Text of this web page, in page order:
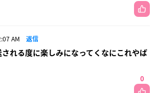
AM 返信
れる度に楽しみになってくなにこれやば
0